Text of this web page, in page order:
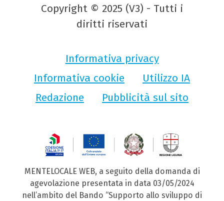
Copyright © 2025 (V3) - Tutti i
diritti riservati
Informativa privacy
Informativa cookie
Utilizzo IA
Redazione
Pubblicità sul sito
MENTELOCALE WEB, a seguito della domanda di
agevolazione presentata in data 03/05/2024
nell’ambito del Bando “Supporto allo sviluppo di